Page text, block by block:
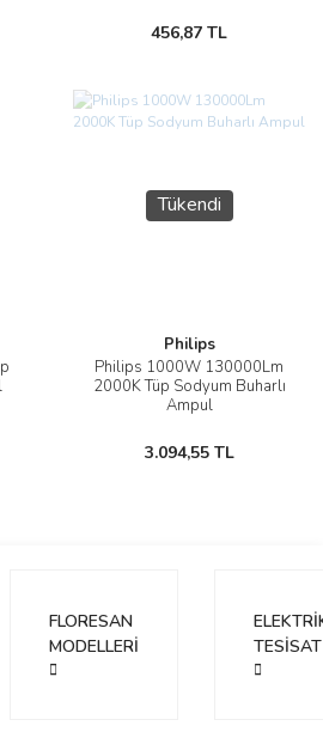
456,87 TL
Tükendi
Philips
Philips 1000W 130000Lm
2000K Tüp Sodyum Buharlı
Ampul
3.094,55 TL
FLORESAN
MODELLERİ
TESİSAT